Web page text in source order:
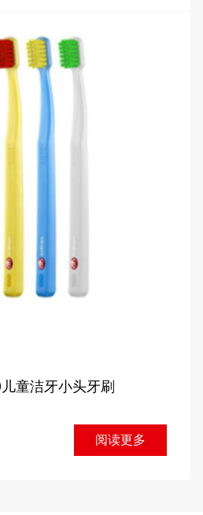
童洁牙小头牙刷
阅读更多